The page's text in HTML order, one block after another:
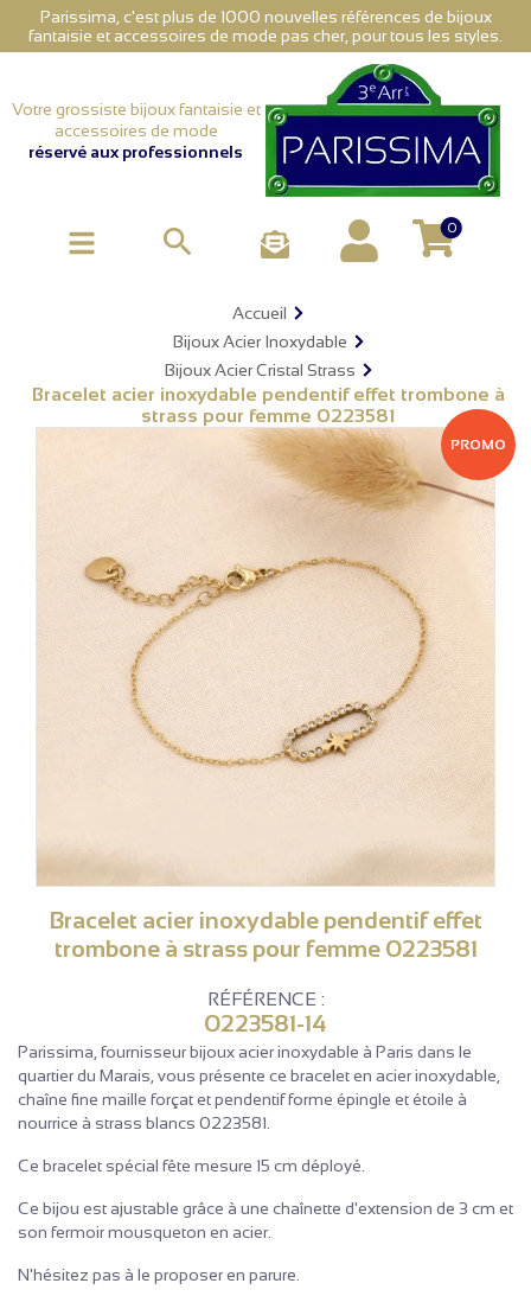
Parissima, c'est plus de 1000 nouvelles références de bijoux
fantaisie et accessoires de mode pas cher, pour tous les styles.
Votre grossiste bijoux fantaisie et
accessoires de mode
réservé aux professionnels
 0
Accueil
Bijoux Acier Inoxydable
Bijoux Acier Cristal Strass
Bracelet acier inoxydable pendentif effet trombone à
strass pour femme 0223581
PROMO
Bracelet acier inoxydable pendentif effet
trombone à strass pour femme 0223581
RÉFÉRENCE :
0223581-14
Parissima, fournisseur bijoux acier inoxydable à Paris dans le
quartier du Marais, vous présente ce bracelet en acier inoxydable,
chaîne fine maille forçat et pendentif forme épingle et étoile à
nourrice à strass blancs 0223581.
Ce bracelet spécial fête mesure 15 cm déployé.
Ce bijou est ajustable grâce à une chaînette d'extension de 3 cm et
son fermoir mousqueton en acier.
N'hésitez pas à le proposer en parure.